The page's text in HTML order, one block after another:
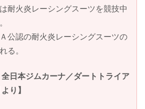
耐火炎レーシングスーツを競技中
公認の耐火炎レーシングスーツの
る。
日本ジムカーナ／ダートトライア
り】